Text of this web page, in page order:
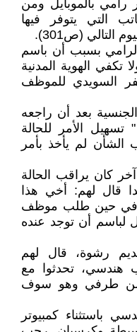
بالموبايل ومن
التي يتوفر فيها
التالي (ص301).
بسبب أن باسم
الهوية المدنية
السويدي للموظف
بعد أن راجعه
الأمر للحالة
الشأن لم يأخذ بأمر
كان يراقب الحالة
قال لهم: أخي هذا
في حين طلب موظف
قال لباسم أن توجد عنده
رشوة، قال لهم
تحدثوا مع
من طرفي وهو سوف
باستثناء كمبيوتر